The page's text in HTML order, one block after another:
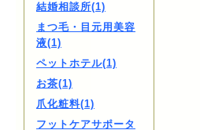
結婚相談所(1)
まつ毛・目元用美容
液(1)
ペットホテル(1)
お茶(1)
爪化粧料(1)
フットケアサポータ